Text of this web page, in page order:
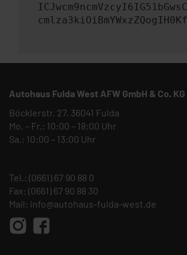
Autohaus Fulda West AFW GmbH & Co. KG
Böcklerstr. 27, 36041 Fulda
Mo. – Fr.: 10:00 – 18:00 Uhr
Sa.: 10:00 – 13:00 Uhr
Tel.: (0661) 67 90 88 0
Fax: (0661) 67 90 88 30
Mail: info@autohaus-fulda-west.de